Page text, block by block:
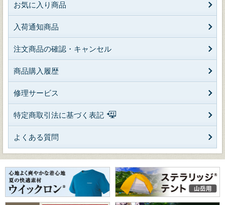
お気に入り商品
入荷通知商品
注文商品の確認・キャンセル
商品購入履歴
修理サービス
特定商取引法に基づく表記
よくある質問